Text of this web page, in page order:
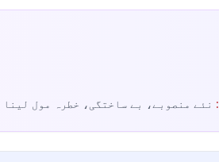
: نئے منصوبے، بے ساختگی، خطرہ مول لینا